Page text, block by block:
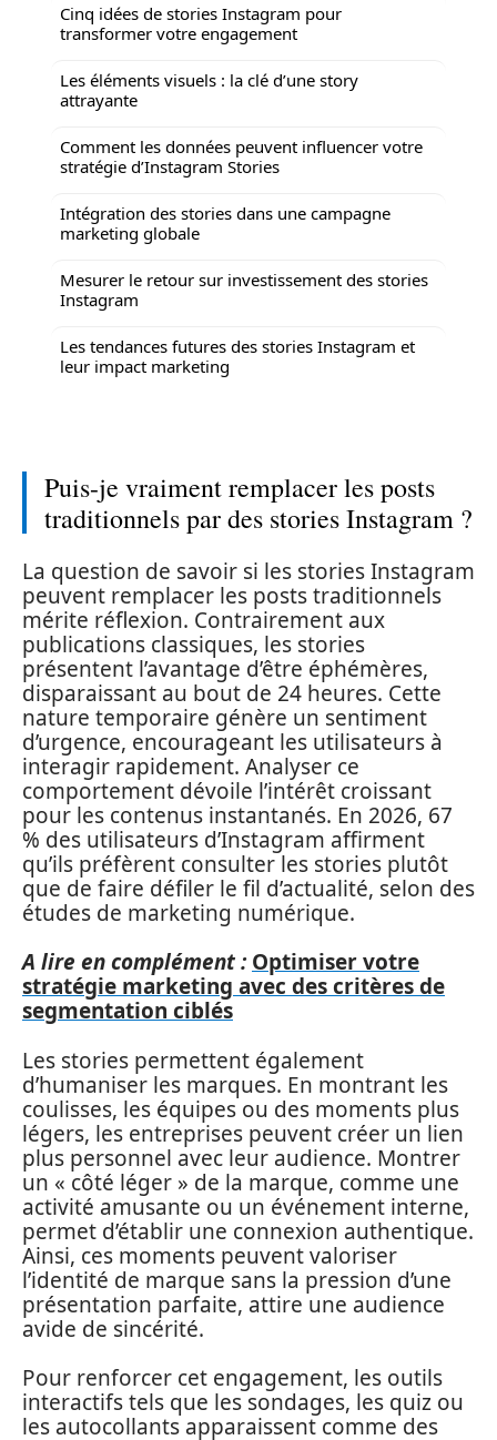
Cinq idées de stories Instagram pour
transformer votre engagement
Les éléments visuels : la clé d’une story
attrayante
Comment les données peuvent influencer votre
stratégie d’Instagram Stories
Intégration des stories dans une campagne
marketing globale
Mesurer le retour sur investissement des stories
Instagram
Les tendances futures des stories Instagram et
leur impact marketing
Puis-je vraiment remplacer les posts
traditionnels par des stories Instagram ?
La question de savoir si les stories Instagram
peuvent remplacer les posts traditionnels
mérite réflexion. Contrairement aux
publications classiques, les stories
présentent l’avantage d’être éphémères,
disparaissant au bout de 24 heures. Cette
nature temporaire génère un sentiment
d’urgence, encourageant les utilisateurs à
interagir rapidement. Analyser ce
comportement dévoile l’intérêt croissant
pour les contenus instantanés. En 2026, 67
% des utilisateurs d’Instagram affirment
qu’ils préfèrent consulter les stories plutôt
que de faire défiler le fil d’actualité, selon des
études de marketing numérique.
A lire en complément : Optimiser votre
stratégie marketing avec des critères de
segmentation ciblés
Les stories permettent également
d’humaniser les marques. En montrant les
coulisses, les équipes ou des moments plus
légers, les entreprises peuvent créer un lien
plus personnel avec leur audience. Montrer
un « côté léger » de la marque, comme une
activité amusante ou un événement interne,
permet d’établir une connexion authentique.
Ainsi, ces moments peuvent valoriser
l’identité de marque sans la pression d’une
présentation parfaite, attire une audience
avide de sincérité.
Pour renforcer cet engagement, les outils
interactifs tels que les sondages, les quiz ou
les autocollants apparaissent comme des